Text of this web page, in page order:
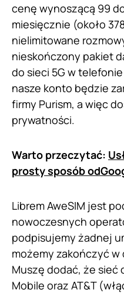
cenę wynoszącą 99
miesięcznie (około
nielimitowane
nieskończony pakiet
do sieci 5G w
nasze konto będzie
firmy Purism, a więc
prywatności.
Warto przeczytać:
prosty sposób
Librem AweSIM jest
nowoczesnych
podpisujemy żadnej
możemy zakończyć
Muszę dodać, że sieć
Mobile oraz AT&T